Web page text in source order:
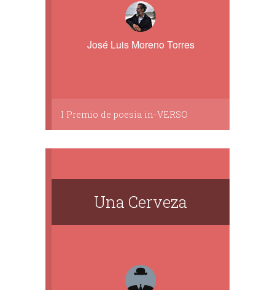
José Luis Moreno Torres
I Premio de poesía in-VERSO
Una Cerveza